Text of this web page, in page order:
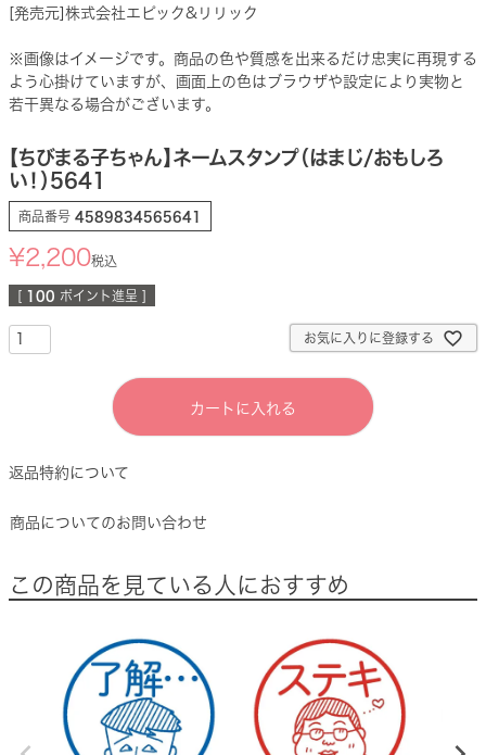
[発売元]株式会社エピック&リリック
※画像はイメージです。商品の色や質感を出来るだけ忠実に再現する
よう心掛けていますが、画面上の色はブラウザや設定により実物と
若干異なる場合がございます。
【ちびまる子ちゃん】ネームスタンプ（はまじ/おもしろ
い！）5641
商品番号 4589834565641
¥2,200税込
100 ポイント進呈 ]
お気に入りに登録する
カートに入れる
返品特約について
商品についてのお問い合わせ
この商品を見ている人におすすめ